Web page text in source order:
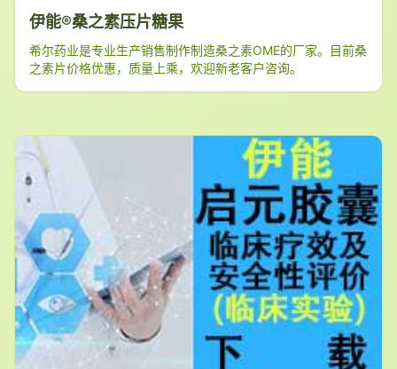
伊能®桑之素压片糖果
希尔药业是专业生产销售制作制造桑之素OME的厂家。目前桑
之素片价格优惠，质量上乘，欢迎新老客户咨询。